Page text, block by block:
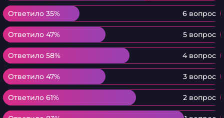
Ответило 35% 6 вопрос
Ответило 35%
Ответило 47% 5 вопрос
Ответило 47%
Ответило 58% 4 вопрос
Ответило 58%
Ответило 47% 3 вопрос
Ответило 47%
Ответило 61% 2 вопрос
Ответило 61%